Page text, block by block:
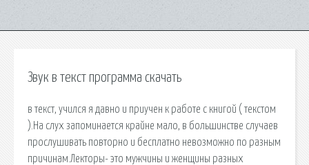
Звук в текст программа скачать
в текст, учился я давно и приучен к работе с книгой ( текстом
).На слух запоминается крайне мало, в большинстве случаев
прослушивать повторно и бесплатно невозможно по разным
причинам.Лекторы- это мужчины и женщины разных